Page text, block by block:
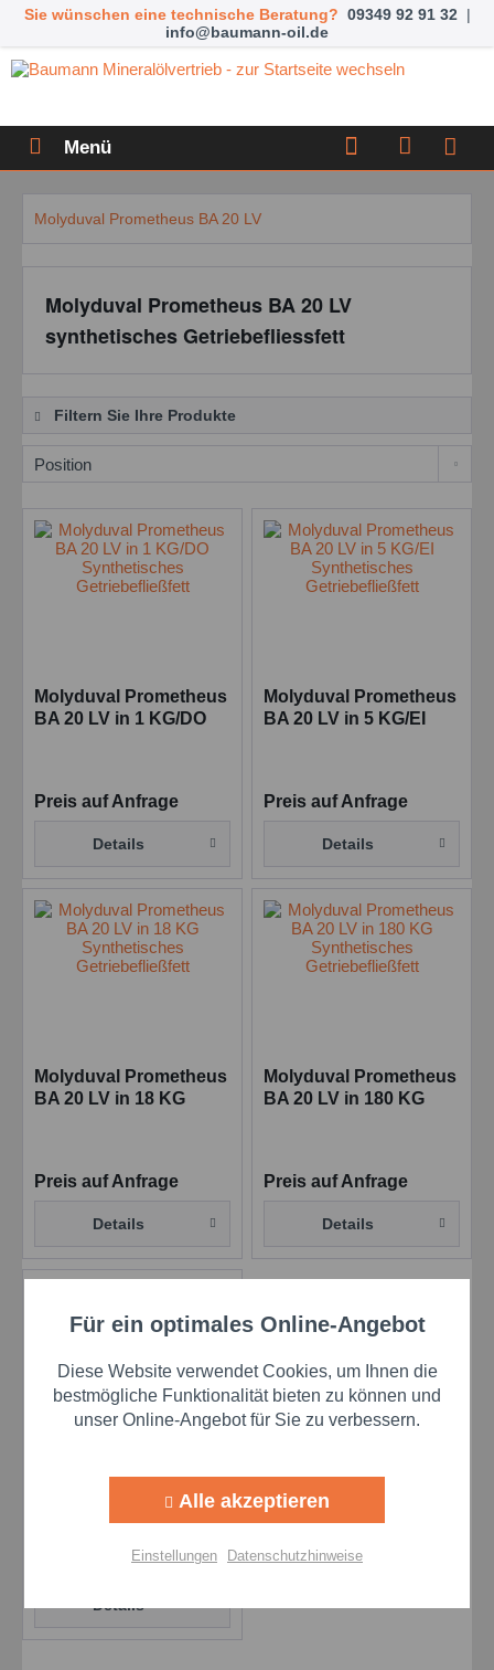
Sie wünschen eine technische Beratung? 09349 92 91 32 |
info@baumann-oil.de
Menü
Molyduval Prometheus BA 20 LV
Molyduval Prometheus BA 20 LV
synthetisches Getriebefliessfett
Filtern Sie Ihre Produkte
Molyduval Prometheus
BA 20 LV in 1 KG/DO
Preis auf Anfrage
Details
Molyduval Prometheus
BA 20 LV in 5 KG/EI
Preis auf Anfrage
Details
Molyduval Prometheus
BA 20 LV in 18 KG
Preis auf Anfrage
Details
Molyduval Prometheus
BA 20 LV in 180 KG
Preis auf Anfrage
Details
BA 20 LV in 400 gr
Getriebefließfett
Preis auf Anfrage
Details
Funktionale Aktiv
Marketing Aktiv
Personalisierung Aktiv
Für ein optimales Online-Angebot
Diese Website verwendet Cookies, um Ihnen die
bestmögliche Funktionalität bieten zu können und
unser Online-Angebot für Sie zu verbessern.
Alle akzeptieren
Einstellungen Datenschutzhinweise